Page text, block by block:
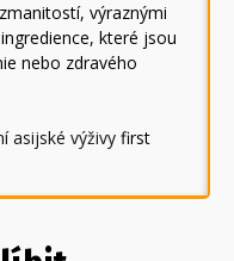
výraznými
které jsou
nebo zdravého
asijské výživy first